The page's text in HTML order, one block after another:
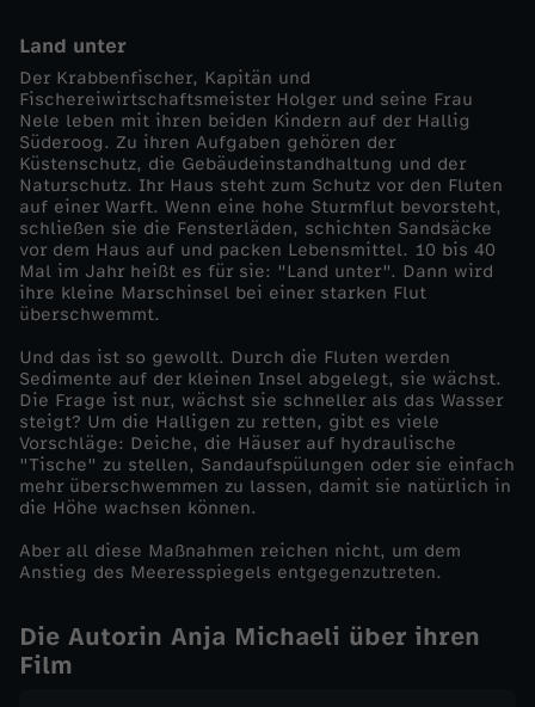
i
e
S
i
n
t
f
l
u
t
Land unter
Der Krabbenfischer, Kapitän und
Fischereiwirtschaftsmeister Holger und seine Frau
Nele leben mit ihren beiden Kindern auf der Hallig
Süderoog. Zu ihren Aufgaben gehören der
Küstenschutz, die Gebäudeinstandhaltung und der
Naturschutz. Ihr Haus steht zum Schutz vor den Fluten
auf einer Warft. Wenn eine hohe Sturmflut bevorsteht,
schließen sie die Fensterläden, schichten Sandsäcke
vor dem Haus auf und packen Lebensmittel. 10 bis 40
Mal im Jahr heißt es für sie: "Land unter". Dann wird
ihre kleine Marschinsel bei einer starken Flut
überschwemmt.
Und das ist so gewollt. Durch die Fluten werden
Sedimente auf der kleinen Insel abgelegt, sie wächst.
Die Frage ist nur, wächst sie schneller als das Wasser
steigt? Um die Halligen zu retten, gibt es viele
Vorschläge: Deiche, die Häuser auf hydraulische
"Tische" zu stellen, Sandaufspülungen oder sie einfach
mehr überschwemmen zu lassen, damit sie natürlich in
die Höhe wachsen können.
Aber all diese Maßnahmen reichen nicht, um dem
Anstieg des Meeresspiegels entgegenzutreten.
Die Autorin Anja Michaeli über ihren
Film